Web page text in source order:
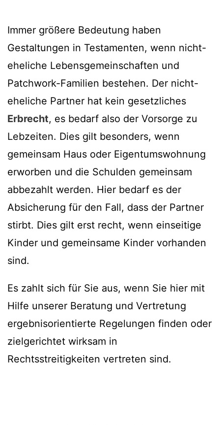
Immer größere Bedeutung haben
Gestaltungen in Testamenten, wenn nicht-
eheliche Lebensgemeinschaften und
Patchwork-Familien bestehen. Der nicht-
eheliche Partner hat kein gesetzliches
Erbrecht, es bedarf also der Vorsorge zu
Lebzeiten. Dies gilt besonders, wenn
gemeinsam Haus oder Eigentumswohnung
erworben und die Schulden gemeinsam
abbezahlt werden. Hier bedarf es der
Absicherung für den Fall, dass der Partner
stirbt. Dies gilt erst recht, wenn einseitige
Kinder und gemeinsame Kinder vorhanden
sind.
Es zahlt sich für Sie aus, wenn Sie hier mit
Hilfe unserer Beratung und Vertretung
ergebnisorientierte Regelungen finden oder
zielgerichtet wirksam in
Rechtsstreitigkeiten vertreten sind.